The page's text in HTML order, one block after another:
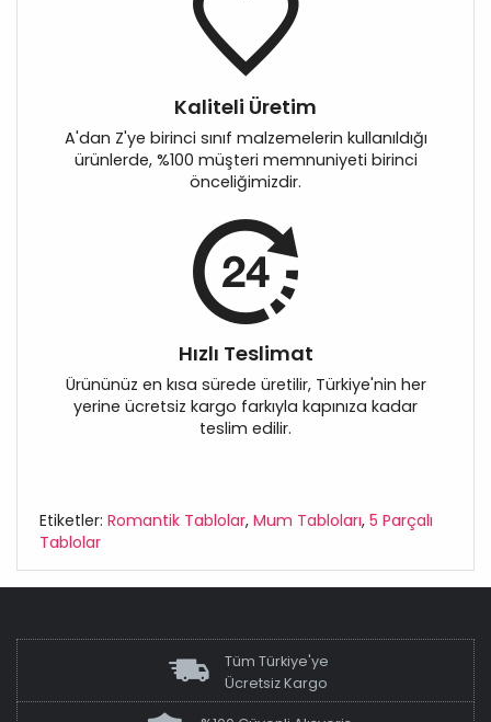
Kaliteli Üretim
A'dan Z'ye birinci sınıf malzemelerin kullanıldığı
ürünlerde, %100 müşteri memnuniyeti birinci
önceliğimizdir.
Hızlı Teslimat
Ürününüz en kısa sürede üretilir, Türkiye'nin her
yerine ücretsiz kargo farkıyla kapınıza kadar
teslim edilir.
Etiketler: Romantik Tablolar, Mum Tabloları, 5 Parçalı
Tablolar
Tüm Türkiye'ye
Ücretsiz Kargo